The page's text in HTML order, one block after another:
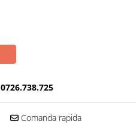
0726.738.725
Comanda rapida